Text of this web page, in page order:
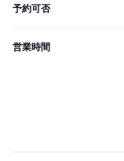
予約可否
営業時間